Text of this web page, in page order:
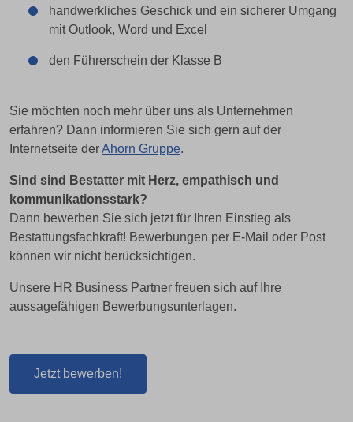
handwerkliches Geschick und ein sicherer Umgang
mit Outlook, Word und Excel
den Führerschein der Klasse B
Sie möchten noch mehr über uns als Unternehmen
erfahren? Dann informieren Sie sich gern auf der
Internetseite derAhorn Gruppe.
Sind sind Bestatter mit Herz, empathisch und
kommunikationsstark?
Dann bewerben Sie sich jetzt für Ihren Einstieg als
Bestattungsfachkraft! Bewerbungen per E-Mail oder Post
können wir nicht berücksichtigen.
Unsere HR Business Partner freuen sich auf Ihre
aussagefähigen Bewerbungsunterlagen.
Jetzt bewerben!